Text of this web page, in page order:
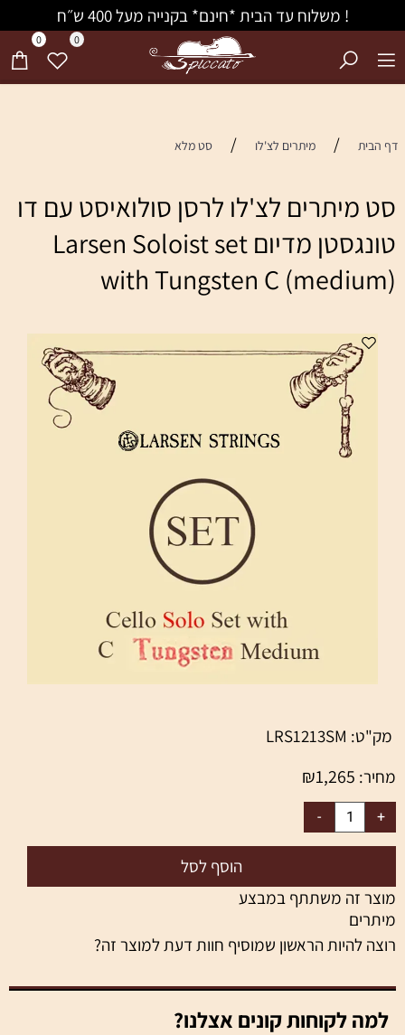
! משלוח עד הבית *חינם* בקנייה מעל 400 ש״ח
0 0
דף הבית / מיתרים לצ'לו / סט מלא
סט מיתרים לצ'לו לרסן סולואיסט עם דו
טונגסטן מדיום Larsen Soloist set
with Tungsten C (medium)
מק"ט: LRS1213SM
מחיר:
₪1,265
הוסף לסל
מוצר זה משתתף במבצע
מיתרים
רוצה להיות הראשון שמוסיף חוות דעת למוצר זה?
למה לקוחות קונים אצלנו?